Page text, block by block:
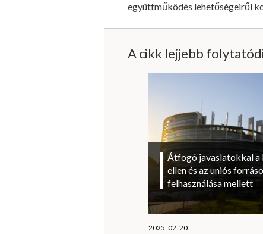
együttműködés lehetőségeiről
A cikk lejjebb
Átfogó javaslatokkal a
ellen és az uniós
felhasználása mellett
2025. 02. 20.